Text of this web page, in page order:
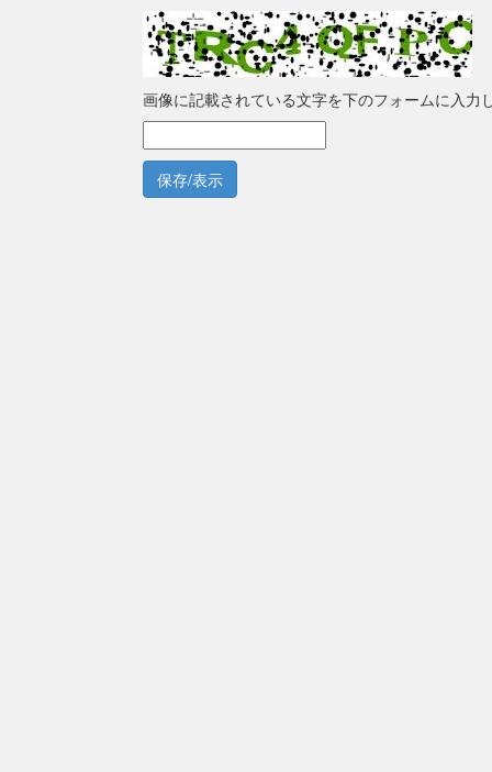
画像に記載されている文字を下のフォームに入力
保存/表示